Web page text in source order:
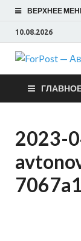
ВЕРХНЕЕ
10.08.2026
2023-